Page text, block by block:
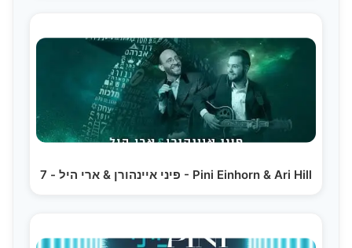
פיני איינהורן & ארי היל - 7 - Pini Einhorn & Ari Hill